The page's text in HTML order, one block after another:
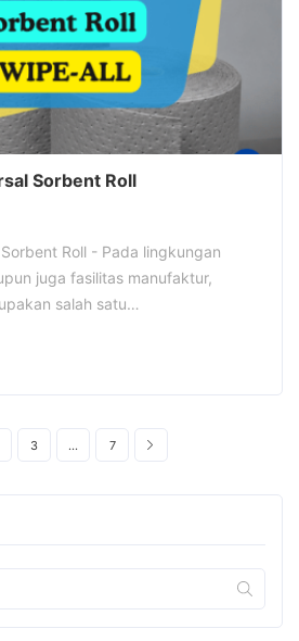
Sorbent Roll
Roll - Pada lingkungan
juga fasilitas manufaktur,
salah satu…
3 … 7